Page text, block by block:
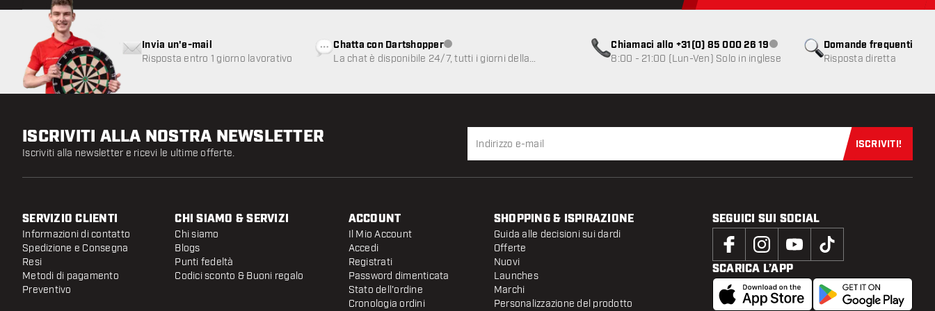
Domande frequenti
Risposta diretta
Invia un'e-mail
Risposta entro 1 giorno lavorativo
Chatta con DartshopperServizio clienti non disponibile
La chat è disponibile 24/7, tutti i giorni della
Chiamaci allo +31(0) 85 000 26 19Servizio clienti non disponibile
8:00 - 21:00 (Lun-Ven) Solo in inglese
ISCRIVITI ALLA NOSTRA NEWSLETTER
Iscriviti alla newsletter e ricevi le ultime offerte.
Iscriviti
ISCRIVITI!
SERVIZIO CLIENTI
Informazioni di contatto
Spedizione e Consegna
Resi
Metodi di pagamento
Preventivo
CHI SIAMO & SERVIZI
Chi siamo
Blogs
Punti fedeltà
Codici sconto & Buoni regalo
ACCOUNT
Il Mio Account
Accedi
Registrati
Password dimenticata
Stato dell'ordine
Cronologia ordini
SHOPPING & ISPIRAZIONE
Guida alle decisioni sui dardi
Offerte
Nuovi
Launches
Marchi
Personalizzazione del prodotto
SEGUICI SUI SOCIAL
SCARICA L’APP